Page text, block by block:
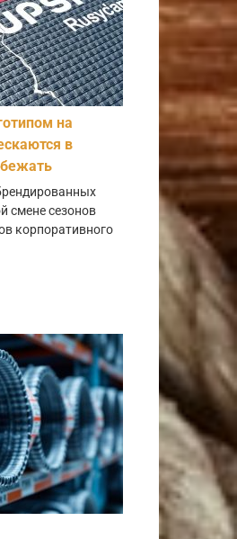
на
в
смене сезонов
корпоративного